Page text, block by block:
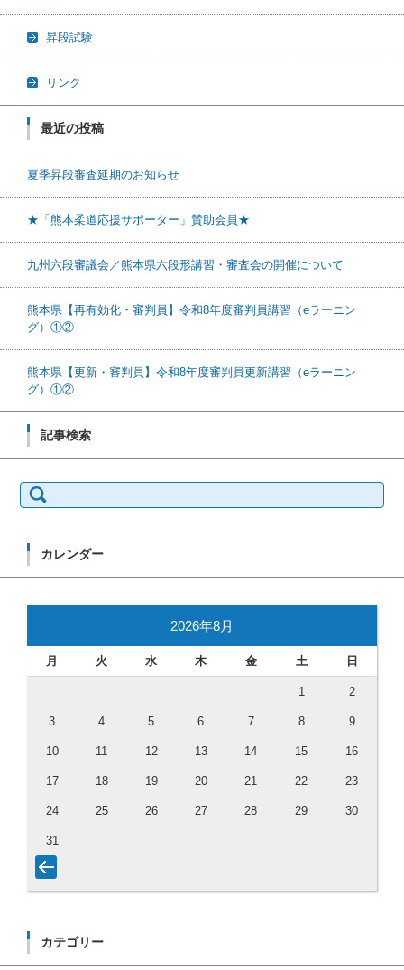
昇段試験
リンク
最近の投稿
夏季昇段審査延期のお知らせ
★「熊本柔道応援サポーター」賛助会員★
九州六段審議会／熊本県六段形講習・審査会の開催について
熊本県【再有効化・審判員】令和8年度審判員講習（eラーニン
グ）①②
熊本県【更新・審判員】令和8年度審判員更新講習（eラーニン
グ）①②
記事検索
検索:
カレンダー
2026年8月
月 火 水 木 金 土 日
1 2
3 4 5 6 7 8 9
10 11 12 13 14 15 16
17 18 19 20 21 22 23
24 25 26 27 28 29 30
31
カテゴリー